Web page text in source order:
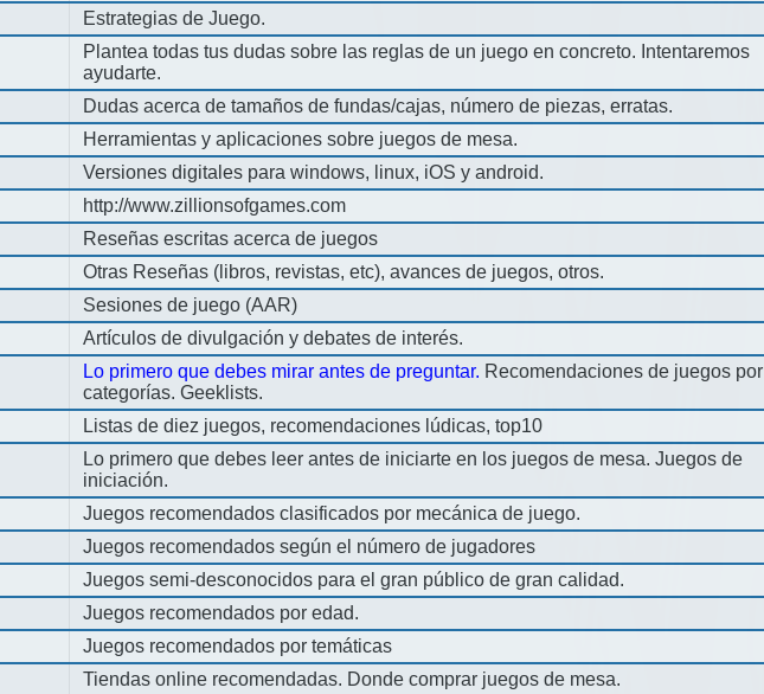
Estrategias de Juego.
Plantea todas tus dudas sobre las reglas de un juego en concreto. Intentaremos
ayudarte.
Dudas acerca de tamaños de fundas/cajas, número de piezas, erratas.
Herramientas y aplicaciones sobre juegos de mesa.
Versiones digitales para windows, linux, iOS y android.
http://www.zillionsofgames.com
Reseñas escritas acerca de juegos
Otras Reseñas (libros, revistas, etc), avances de juegos, otros.
Sesiones de juego (AAR)
Artículos de divulgación y debates de interés.
Lo primero que debes mirar antes de preguntar. Recomendaciones de juegos por
categorías. Geeklists.
Listas de diez juegos, recomendaciones lúdicas, top10
Lo primero que debes leer antes de iniciarte en los juegos de mesa. Juegos de
iniciación.
Juegos recomendados clasificados por mecánica de juego.
Juegos recomendados según el número de jugadores
Juegos semi-desconocidos para el gran público de gran calidad.
Juegos recomendados por edad.
Juegos recomendados por temáticas
Tiendas online recomendadas. Donde comprar juegos de mesa.